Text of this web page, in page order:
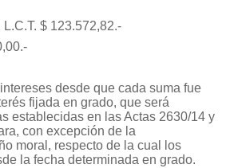
L.C.T. $ 123.572,82.-
desde que cada suma fue
fijada en grado, que será
establecidas en las Actas 2630/14 y
con excepción de la
moral, respecto de la cual los
la fecha determinada en grado.